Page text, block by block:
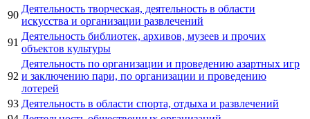
90
Деятельность творческая, деятельность в области
искусства и организации развлечений
91
Деятельность библиотек, архивов, музеев и прочих
объектов культуры
92
Деятельность по организации и проведению азартных игр
и заключению пари, по организации и проведению
лотерей
93 Деятельность в области спорта, отдыха и развлечений